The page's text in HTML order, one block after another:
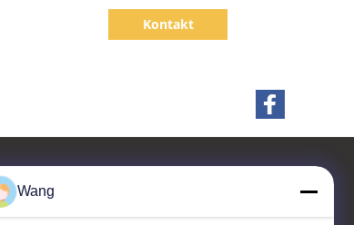
selbstschneidender LÄRM 7981
Kontakt
Wang